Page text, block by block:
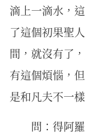
滴上一滴水，
了這個初果聖
間，就沒有了
有這個煩惱，
是和凡夫不一樣
問：得阿